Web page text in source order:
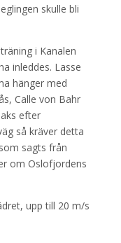
skulle bli
i Kanalen
inleddes. Lasse
hänger med
Calle von Bahr
efter
så kräver detta
sagts från
om Oslofjordens
upp till 20 m/s